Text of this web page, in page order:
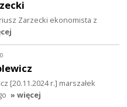
Zarzecki ekonomista z
[20.11.2024 r.] marszałek
» więcej